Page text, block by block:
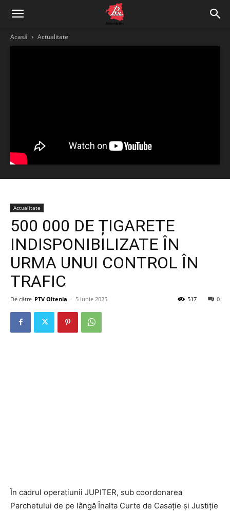
Acasă Actualitate
Actualitate
500 000 DE ȚIGARETE
INDISPONIBILIZATE ÎN
URMA UNUI CONTROL ÎN
TRAFIC
De către PTV Oltenia - 5 iunie 2025 0
517
În cadrul operațiunii JUPITER, sub coordonarea
Parchetului de pe lângă Înalta Curte de Casație și Justiție